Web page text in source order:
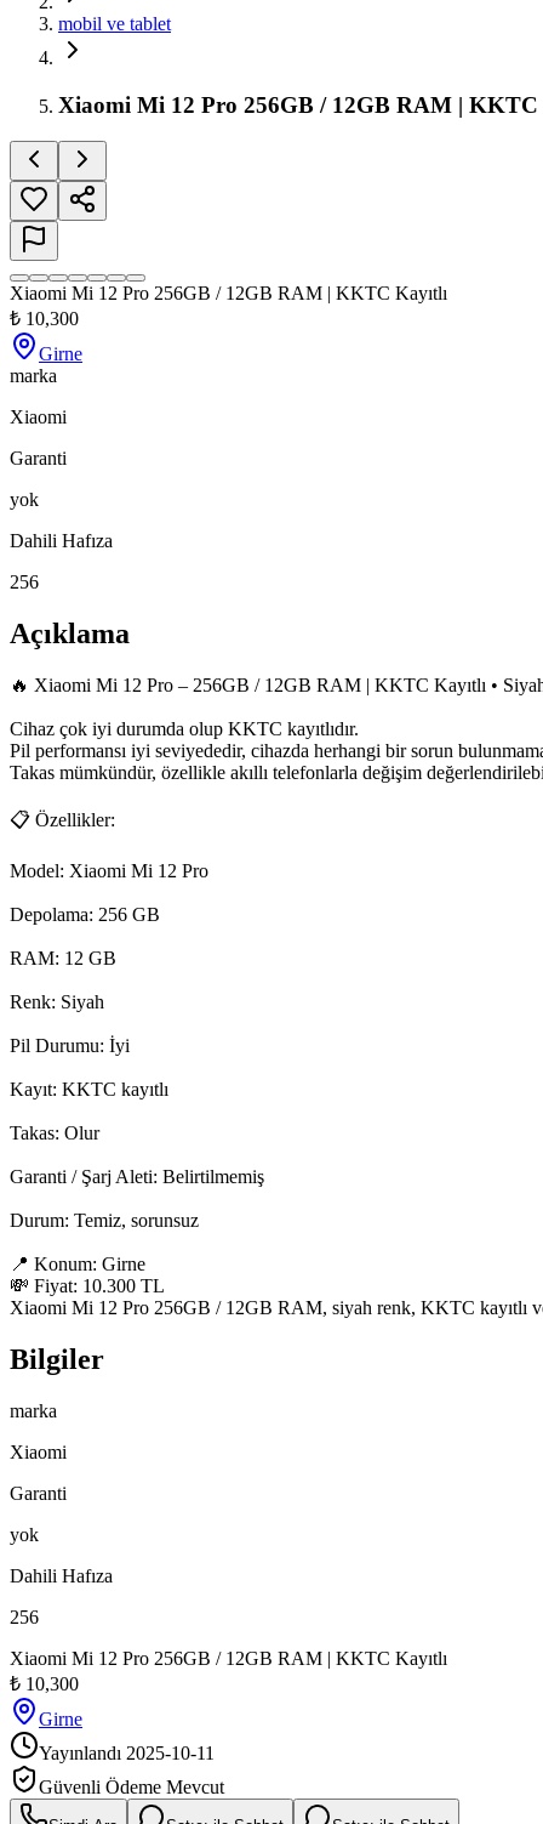
mobil ve tablet
Xiaomi Mi 12 Pro 256GB / 12GB RAM | KKTC
Xiaomi Mi 12 Pro 256GB / 12GB RAM | KKTC Kayıtlı
₺ 10,300
Girne
marka
Xiaomi
Garanti
yok
Dahili Hafıza
256
Açıklama
🔥 Xiaomi Mi 12 Pro – 256GB / 12GB RAM | KKTC Kayıtlı •
Cihaz çok iyi durumda olup KKTC kayıtlıdır.
Pil performansı iyi seviyededir, cihazda herhangi bir sorun
Takas mümkündür, özellikle akıllı telefonlarla değişim
📋 Özellikler:
Model: Xiaomi Mi 12 Pro
Depolama: 256 GB
RAM: 12 GB
Renk: Siyah
Pil Durumu: İyi
Kayıt: KKTC kayıtlı
Takas: Olur
Garanti / Şarj Aleti: Belirtilmemiş
Durum: Temiz, sorunsuz
📍 Konum: Girne
💸 Fiyat: 10.300 TL
Xiaomi Mi 12 Pro 256GB / 12GB RAM, siyah renk, KKTC kayıtlı
Bilgiler
marka
Xiaomi
Garanti
yok
Dahili Hafıza
256
Xiaomi Mi 12 Pro 256GB / 12GB RAM | KKTC Kayıtlı
₺ 10,300
Girne
Yayınlandı 2025-10-11
Güvenli Ödeme Mevcut